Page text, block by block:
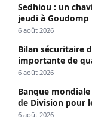
Sedhiou : un
jeudi à Goudomp
6 août 2026
Bilan sécuritaire
importante de
6 août 2026
Banque
de Division pour
6 août 2026